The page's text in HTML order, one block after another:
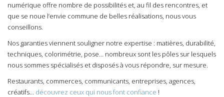
numérique offre nombre de possibilités et, au fil des rencontres, et
que se noue l’envie commune de belles réalisations, nous vous
conseillons.
Nos garantiesviennent souligner notre expertise : matières, durabilité,
techniques, colorimétrie, pose… nombreux sont les pôles sur lesquels
nous sommes spécialisés et disposés à vous répondre, sur mesure.
Restaurants, commerces, communicants, entreprises, agences,
créatifs… découvrez ceux qui nous font confiance !